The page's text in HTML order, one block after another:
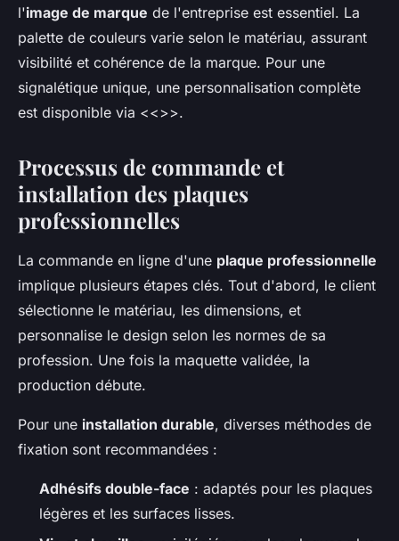
l'image de marque de l'entreprise est essentiel. La
palette de couleurs varie selon le matériau, assurant
visibilité et cohérence de la marque. Pour une
signalétique unique, une personnalisation complète
est disponible via <<>>.
Processus de commande et
installation des plaques
professionnelles
La commande en ligne d'une plaque professionnelle
implique plusieurs étapes clés. Tout d'abord, le client
sélectionne le matériau, les dimensions, et
personnalise le design selon les normes de sa
profession. Une fois la maquette validée, la
production débute.
Pour une installation durable, diverses méthodes de
fixation sont recommandées :
Adhésifs double-face : adaptés pour les plaques
légères et les surfaces lisses.